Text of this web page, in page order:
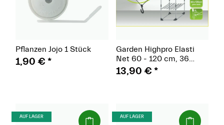
Pflanzen Jojo 1 Stück
1,90 € *
Garden Highpro Elasti
Net 60 - 120 cm, 36
Netzfelder
13,90 € *
AUF LAGER (Paket) AUF LAGER (Paket)